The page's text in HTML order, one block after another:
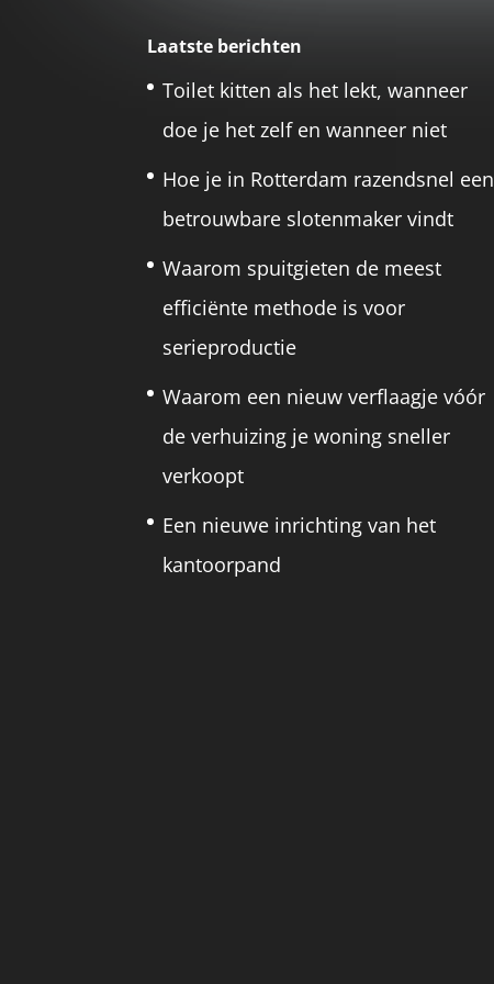
Laatste berichten
Toilet kitten als het lekt, wanneer
doe je het zelf en wanneer niet
Hoe je in Rotterdam razendsnel een
betrouwbare slotenmaker vindt
Waarom spuitgieten de meest
efficiënte methode is voor
serieproductie
Waarom een nieuw verflaagje vóór
de verhuizing je woning sneller
verkoopt
Een nieuwe inrichting van het
kantoorpand